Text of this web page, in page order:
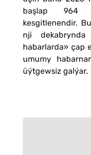
başlap 964
kesgitlenendir.
nji
habarlarda» çap
umumy
üýtgewsiz galýar.